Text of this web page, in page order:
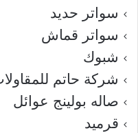
سواتر حديد
سواتر قماش
شبوك
شركة حاتم
صاله بولينج عوائل
قرميد